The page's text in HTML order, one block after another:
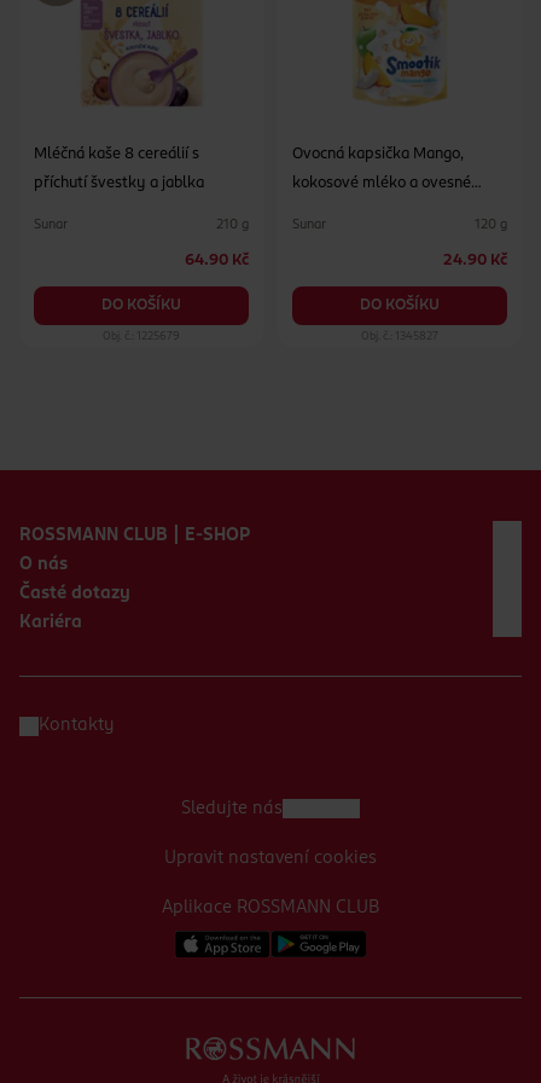
Mléčná kaše 8 cereálií s
příchutí švestky a jablka
Sunar 210 g
64.90 Kč
DO KOŠÍKU
Obj. č.: 1225679
Ovocná kapsička Mango,
kokosové mléko a ovesné
Sunar 120 g
24.90 Kč
DO KOŠÍKU
Obj. č.: 1345827
ROSSMANN CLUB | E-SHOP
O nás
Časté dotazy
Kariéra
Kontakty
Aplikace ROSSMANN CLUB
Sledujte nás
Upravit nastavení cookies